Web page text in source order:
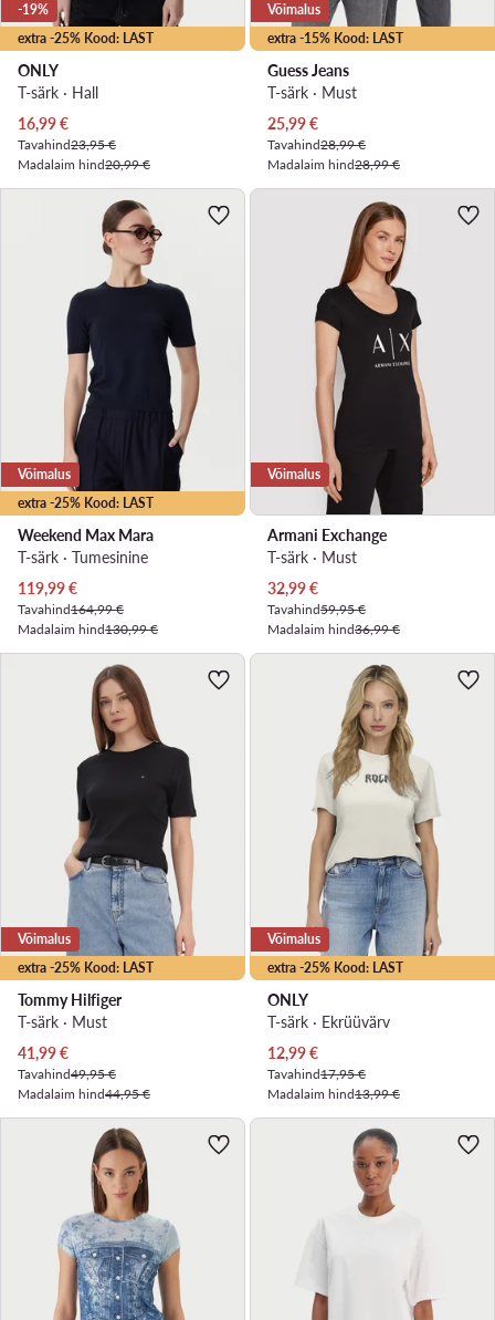
extra -25% Kood: LAST
-19%
ONLY
T-särk · Hall
Praegune hind
16,99€
Tavahind23,95 €
Madalaim hind20,99 €
extra -15% Kood: LAST
Võimalus
Guess Jeans
T-särk · Must
Praegune hind
25,99€
Tavahind28,99 €
Madalaim hind28,99 €
extra -25% Kood: LAST
Võimalus
Weekend Max Mara
T-särk · Tumesinine
Praegune hind
119,99€
Tavahind164,99 €
Madalaim hind130,99 €
Võimalus
Armani Exchange
T-särk · Must
Praegune hind
32,99€
Tavahind59,95 €
Madalaim hind36,99 €
extra -25% Kood: LAST
Võimalus
Tommy Hilfiger
T-särk · Must
Praegune hind
41,99€
Tavahind49,95 €
Madalaim hind44,95 €
extra -25% Kood: LAST
Võimalus
ONLY
T-särk · Ekrüüvärv
Praegune hind
12,99€
Tavahind17,95 €
Madalaim hind13,99 €